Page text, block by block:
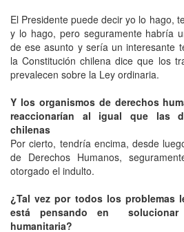
El Presidente puede decir yo lo hago,
y lo hago, pero seguramente habría
de ese asunto y sería un interesante
la Constitución chilena dice que los
prevalecen sobre la Ley ordinaria.
Y los organismos de derechos
reaccionarían al igual que las
chilenas
Por cierto, tendría encima, desde
de Derechos Humanos,
otorgado el indulto.
¿Tal vez por todos los problemas
está pensando en
humanitaria?